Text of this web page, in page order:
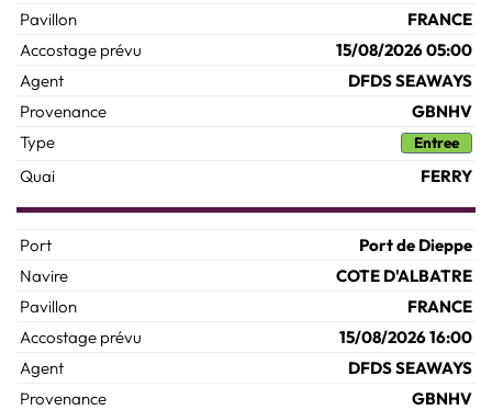
FRANCE
15/08/2026 05:00
DFDS SEAWAYS
GBNHV
Entree
FERRY
Port de Dieppe
COTE D'ALBATRE
FRANCE
15/08/2026 16:00
DFDS SEAWAYS
GBNHV